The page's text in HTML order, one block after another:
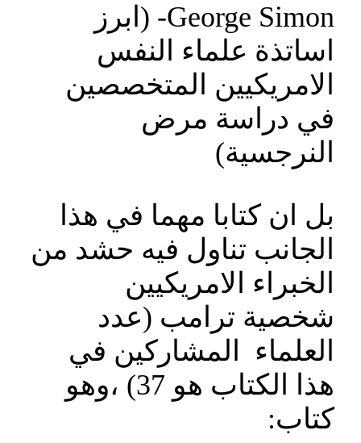
George Simon- (ابرز
اساتذة علماء النفس
الامريكيين المتخصصين
في دراسة مرض
النرجسية)
بل ان كتابا مهما في هذا
الجانب تناول فيه حشد من
الخبراء الامريكيين
شخصية ترامب (عدد
العلماء المشاركين في
هذا الكتاب هو 37) ،وهو
كتاب: